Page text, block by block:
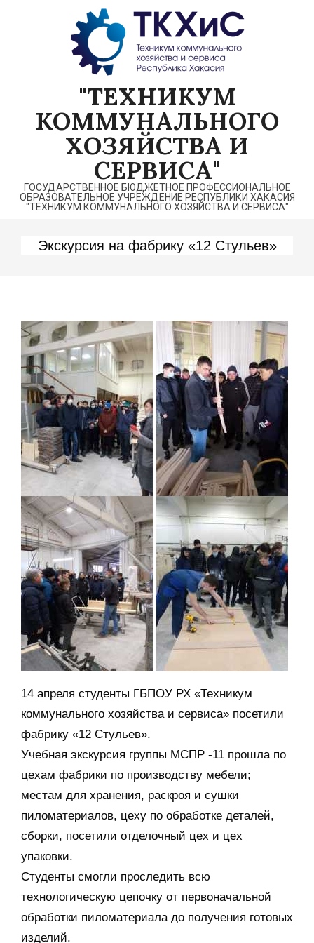
"ТЕХНИКУМ
КОММУНАЛЬНОГО
ХОЗЯЙСТВА И
СЕРВИСА"
ГОСУДАРСТВЕННОЕ БЮДЖЕТНОЕ ПРОФЕССИОНАЛЬНОЕ
ОБРАЗОВАТЕЛЬНОЕ УЧРЕЖДЕНИЕ РЕСПУБЛИКИ ХАКАСИЯ
"ТЕХНИКУМ КОММУНАЛЬНОГО ХОЗЯЙСТВА И СЕРВИСА"
Экскурсия на фабрику «12 Стульев»
14 апреля студенты ГБПОУ РХ «Техникум
коммунального хозяйства и сервиса» посетили
фабрику «12 Стульев».
Учебная экскурсия группы МСПР -11 прошла по
цехам фабрики по производству мебели;
местам для хранения, раскроя и сушки
пиломатериалов, цеху по обработке деталей,
сборки, посетили отделочный цех и цех
упаковки.
Студенты смогли проследить всю
технологическую цепочку от первоначальной
обработки пиломатериала до получения готовых
изделий.